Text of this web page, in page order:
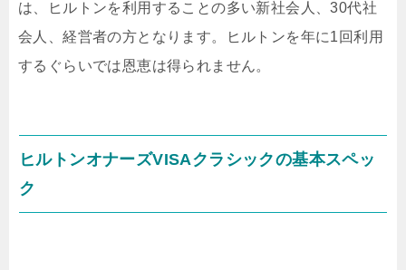
は、ヒルトンを利用することの多い新社会人、30代社
会人、経営者の方となります。ヒルトンを年に1回利用
するぐらいでは恩恵は得られません。
ヒルトンオナーズVISAクラシックの基本スペッ
ク